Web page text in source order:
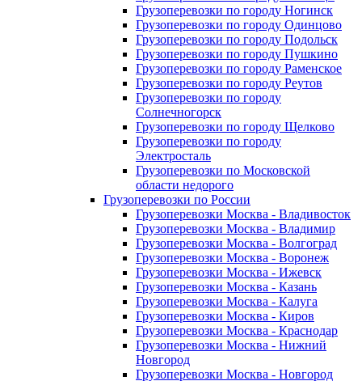
Грузоперевозки по городу Ногинск
Грузоперевозки по городу Одинцово
Грузоперевозки по городу Подольск
Грузоперевозки по городу Пушкино
Грузоперевозки по городу Раменское
Грузоперевозки по городу Реутов
Грузоперевозки по городу
Солнечногорск
Грузоперевозки по городу Щелково
Грузоперевозки по городу
Электросталь
Грузоперевозки по Московской
области недорого
Грузоперевозки по России
Грузоперевозки Москва - Владивосток
Грузоперевозки Москва - Владимир
Грузоперевозки Москва - Волгоград
Грузоперевозки Москва - Воронеж
Грузоперевозки Москва - Ижевск
Грузоперевозки Москва - Казань
Грузоперевозки Москва - Калуга
Грузоперевозки Москва - Киров
Грузоперевозки Москва - Краснодар
Грузоперевозки Москва - Нижний
Новгород
Грузоперевозки Москва - Новгород